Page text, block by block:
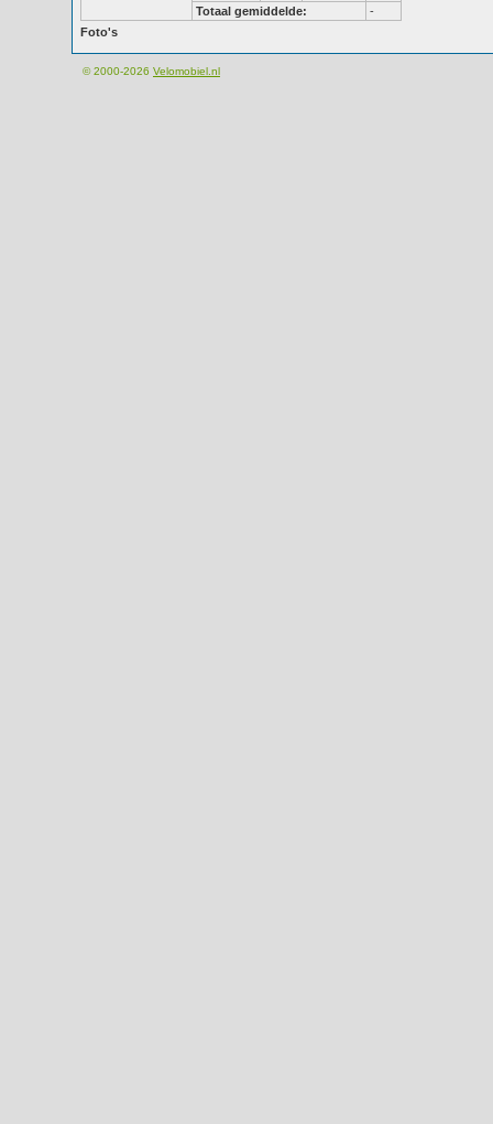
Totaal gemiddelde:
-
Foto's
© 2000-2026 Velomobiel.nl